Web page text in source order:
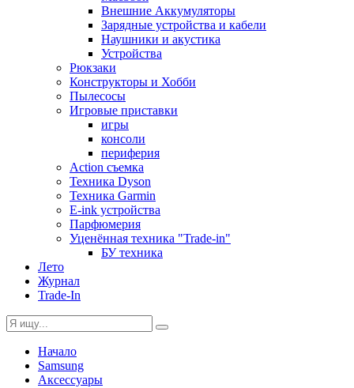
Внешние Аккумуляторы
Зарядные устройства и кабели
Наушники и акустика
Устройства
Рюкзаки
Конструкторы и Хобби
Пылесосы
Игровые приставки
игры
консоли
периферия
Action съемка
Техника Dyson
Техника Garmin
E-ink устройства
Парфюмерия
Уценённая техника "Trade-in"
БУ техника
Лето
Журнал
Trade-In
Начало
Samsung
Аксессуары